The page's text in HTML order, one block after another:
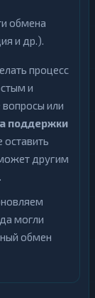
обмена
и др.).
процесс
и
вопросы или
поддержки
другим
могли
обмен